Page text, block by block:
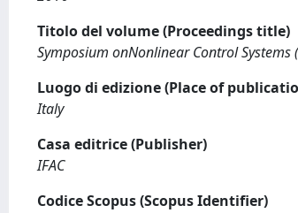
Titolo del volume (Proceedings title)
Symposium onNonlinear Control Systems
Luogo di edizione (Place of
Italy
Casa editrice (Publisher)
IFAC
Codice Scopus (Scopus Identifier)